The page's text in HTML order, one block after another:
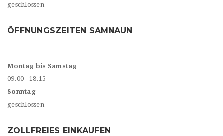
geschlossen
ÖFFNUNGSZEITEN SAMNAUN
Montag bis Samstag
09.00 - 18.15
Sonntag
geschlossen
ZOLLFREIES EINKAUFEN